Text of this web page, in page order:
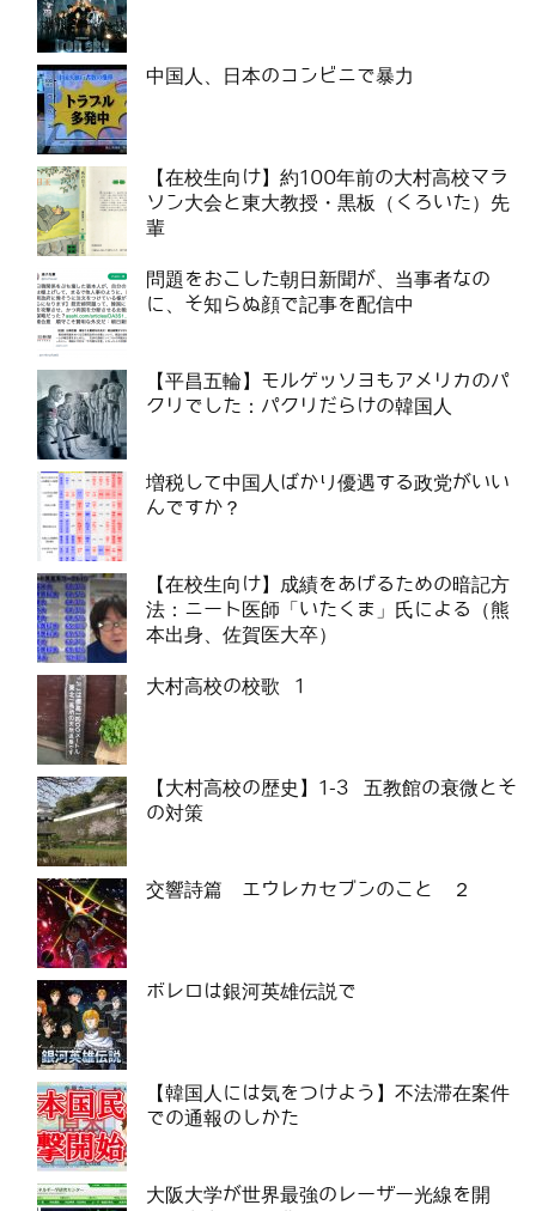
中国人、日本のコンビニで暴力
【在校生向け】約100年前の大村高校マラ
ソン大会と東大教授・黒板（くろいた）先
輩
問題をおこした朝日新聞が、当事者なの
に、そ知らぬ顔で記事を配信中
【平昌五輪】モルゲッソヨもアメリカのパ
クリでした：パクリだらけの韓国人
増税して中国人ばかり優遇する政党がいい
んですか？
【在校生向け】成績をあげるための暗記方
法：ニート医師「いたくま」氏による（熊
本出身、佐賀医大卒）
大村高校の校歌 1
【大村高校の歴史】1-3 五教館の衰微とそ
の対策
交響詩篇 エウレカセブンのこと ２
ボレロは銀河英雄伝説で
【韓国人には気をつけよう】不法滞在案件
での通報のしかた
大阪大学が世界最強のレーザー光線を開